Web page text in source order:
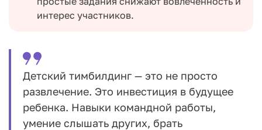
интерес участников.
Детский тимбилдинг — это не просто
развлечение. Это инвестиция в будущее
ребенка. Навыки командной работы,
умение слышать других, брать